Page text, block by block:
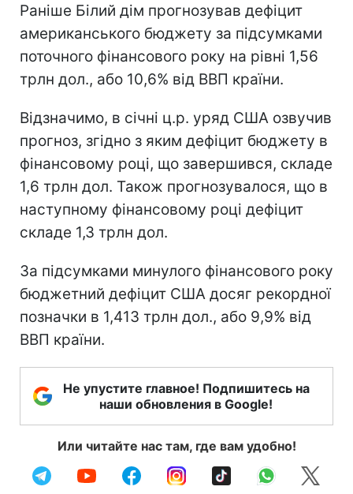
Раніше Білий дім прогнозував дефіцит
американського бюджету за підсумками
поточного фінансового року на рівні 1,56
трлн дол., або 10,6% від ВВП країни.
Відзначимо, в січні ц.р. уряд США озвучив
прогноз, згідно з яким дефіцит бюджету в
фінансовому році, що завершився, складе
1,6 трлн дол. Також прогнозувалося, що в
наступному фінансовому році дефіцит
складе 1,3 трлн дол.
За підсумками минулого фінансового року
бюджетний дефіцит США досяг рекордної
позначки в 1,413 трлн дол., або 9,9% від
ВВП країни.
Не упустите главное! Подпишитесь на
наши обновления в Google!
Или читайте нас там, где вам удобно!